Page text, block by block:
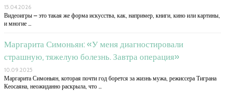
15.04.2026
Видеоигры – это такая же форма искусства, как, например, книги, кино или картины,
и многие …
Маргарита Симоньян: «У меня диагностировали
страшную, тяжелую болезнь. Завтра операция»
10.09.2025
Маргарита Симоньян, которая почти год борется за жизнь мужа, режиссера Тиграна
Кеосаяна, неожиданно раскрыла, что …